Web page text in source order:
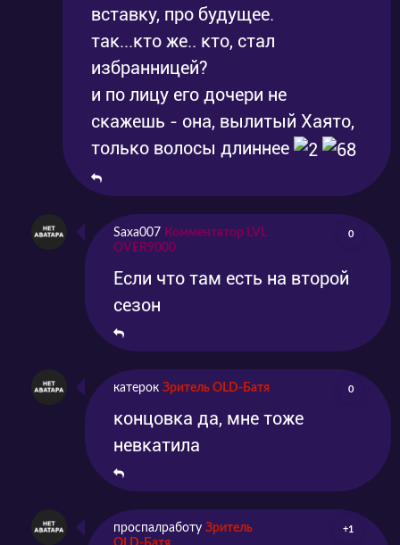
вставку, про будущее.
так...кто же.. кто, стал
избранницей?
и по лицу его дочери не
скажешь - она, вылитый Хаято,
только волосы длиннее
Saxa007 Комментатор LVL
OVER9000
0
Если что там есть на второй
сезон
катерок Зритель OLD-Батя 0
концовка да, мне тоже
невкатила
проспалработу Зритель
+1